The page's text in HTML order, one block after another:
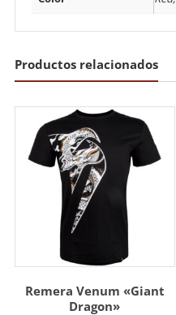
Productos relacionados
Remera Venum «Giant
Dragon»